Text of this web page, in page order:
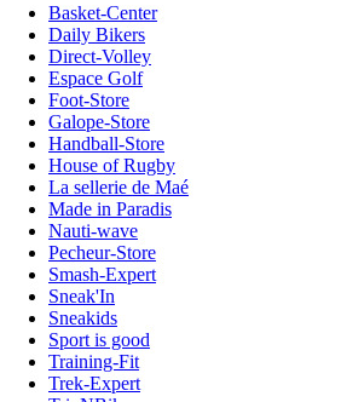
Basket-Center
Daily Bikers
Direct-Volley
Espace Golf
Foot-Store
Galope-Store
Handball-Store
House of Rugby
La sellerie de Maé
Made in Paradis
Nauti-wave
Pecheur-Store
Smash-Expert
Sneak'In
Sneakids
Sport is good
Training-Fit
Trek-Expert